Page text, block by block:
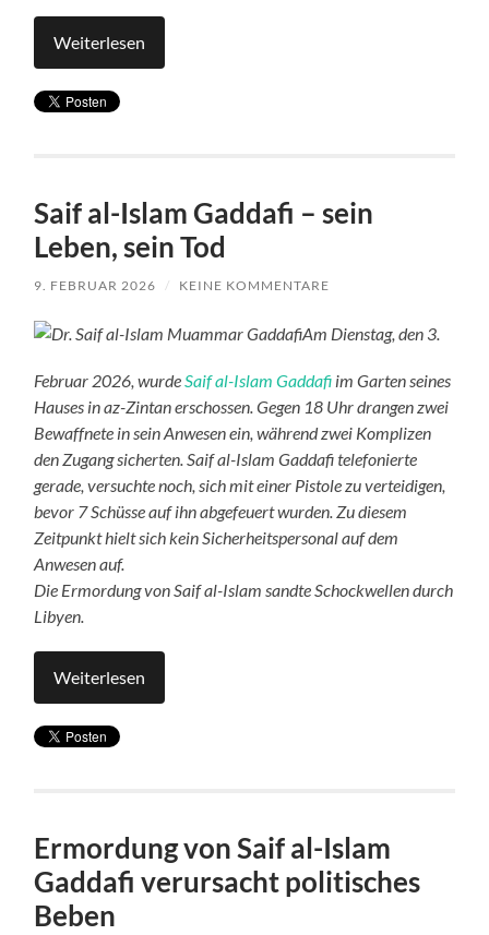
Weiterlesen
Saif al-Islam Gaddafi – sein
Leben, sein Tod
9. FEBRUAR 2026 / KEINE KOMMENTARE
Am Dienstag, den 3.
Februar 2026, wurdeSaif al-Islam Gaddafi im Garten seines
Hauses in az-Zintan erschossen. Gegen 18 Uhr drangen zwei
Bewaffnete in sein Anwesen ein, während zwei Komplizen
den Zugang sicherten. Saif al-Islam Gaddafi telefonierte
gerade, versuchte noch, sich mit einer Pistole zu verteidigen,
bevor 7 Schüsse auf ihn abgefeuert wurden.Zu diesem
Zeitpunkt hielt sich kein Sicherheitspersonal auf dem
Anwesen auf.
Die Ermordung von Saif al-Islam sandte Schockwellen durch
Libyen.
Weiterlesen
Ermordung von Saif al-Islam
Gaddafi verursacht politisches
Beben